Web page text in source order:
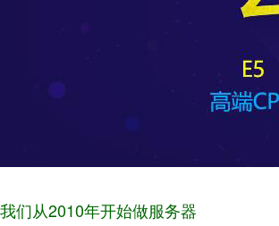
我们从2010年开始做服务器